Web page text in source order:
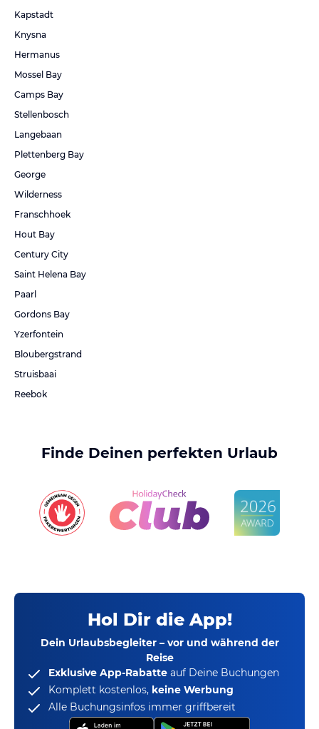
Kapstadt
Knysna
Hermanus
Mossel Bay
Camps Bay
Stellenbosch
Langebaan
Plettenberg Bay
George
Wilderness
Franschhoek
Hout Bay
Century City
Saint Helena Bay
Paarl
Gordons Bay
Yzerfontein
Bloubergstrand
Struisbaai
Reebok
Finde Deinen perfekten Urlaub
Hol Dir die App!
Dein Urlaubsbegleiter – vor und während der
Reise
Exklusive App-Rabatte auf Deine Buchungen
Komplett kostenlos, keine Werbung
Alle Buchungsinfos immer griffbereit